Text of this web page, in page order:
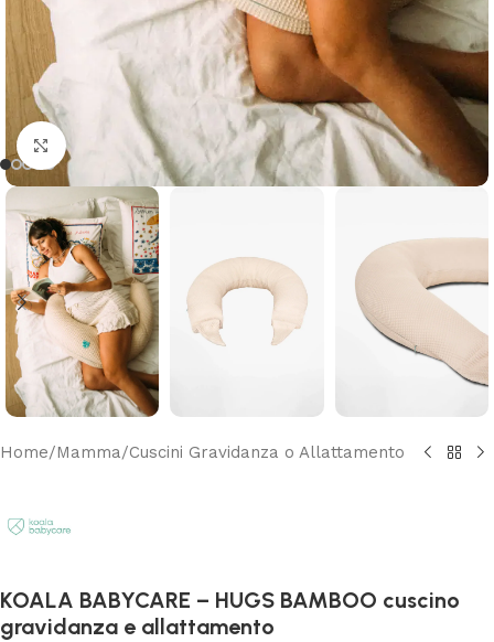
Clicca per ingrandire
Home/Mamma/Cuscini Gravidanza o Allattamento
KOALA BABYCARE – HUGS BAMBOO cuscino
gravidanza e allattamento